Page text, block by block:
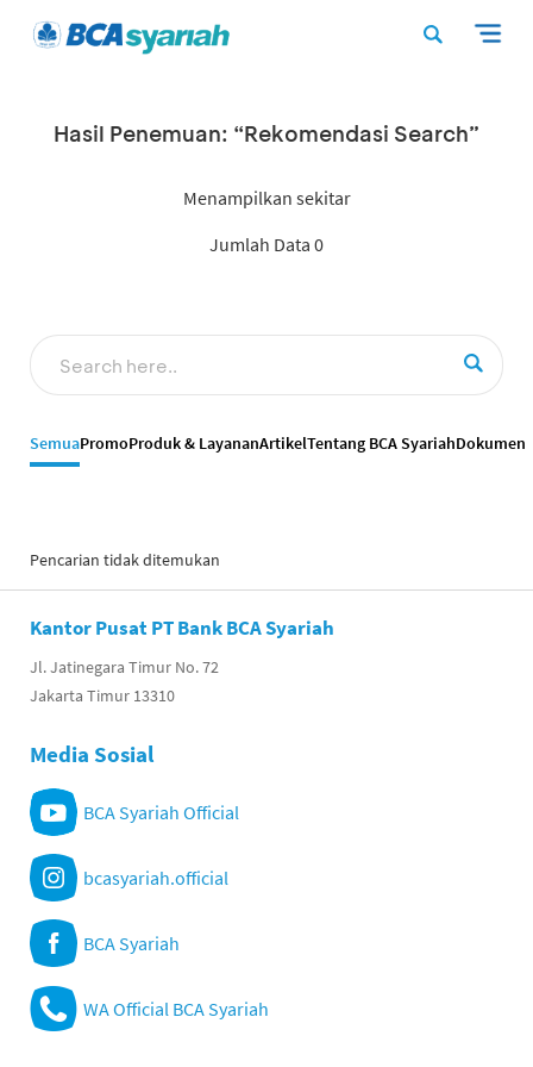
Hasil Penemuan: “Rekomendasi Search”
Menampilkan sekitar
Jumlah Data 0
SemuaPromoProduk & LayananArtikelTentang BCA SyariahDokumen
Pencarian tidak ditemukan
Kantor Pusat PT Bank BCA Syariah
Jl. Jatinegara Timur No. 72
Jakarta Timur 13310
Media Sosial
BCA Syariah Official
bcasyariah.official
BCA Syariah
WA Official BCA Syariah